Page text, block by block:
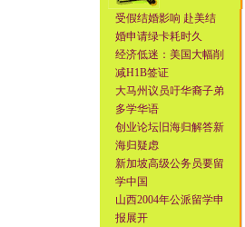
受假结婚影响 赴美结
婚申请绿卡耗时久
经济低迷：美国大幅削
减H1B签证
大马州议员吁华裔子弟
多学华语
创业论坛旧海归解答新
海归疑虑
新加坡高级公务员要留
学中国
山西2004年公派留学申
报展开